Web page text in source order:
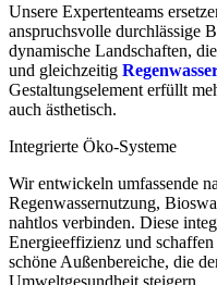
Unsere Expertenteams
anspruchsvolle durchlässige
dynamische Landschaften,
und gleichzeitig
Gestaltungselement erfüllt
auch ästhetisch.
Integrierte Öko-Systeme
Wir entwickeln umfassende
Regenwassernutzung,
nahtlos verbinden. Diese
Energieeffizienz und
schöne Außenbereiche, die
Umweltgesundheit steigern.